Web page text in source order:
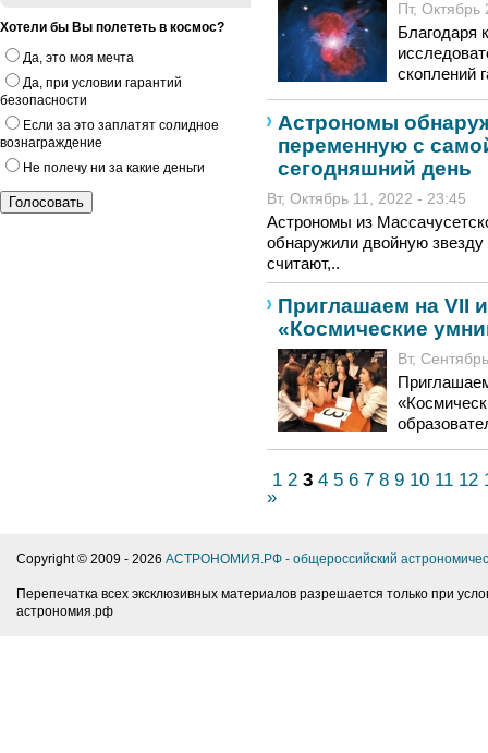
Хотели бы Вы полететь в космос?
Да, это моя мечта
Да, при условии гарантий
безопасности
Если за это заплатят солидное
вознаграждение
Не полечу ни за какие деньги
Пт,
Благодаря
скоплений
Астрономы
переменную с
сегодняшний день
Вт, Октябрь 11, 2022 - 23:45
Астрономы из
обнаружили двойную
считают,..
Приглашаем на VII
«Космические
Вт,
1 2 3 4 5 6 7 8 9 10 11 12
»
Copyright © 2009 - 2026 АСТРОНОМИЯ.РФ - общероссийский
Перепечатка всех эксклюзивных материалов разрешается только при
астрономия.рф